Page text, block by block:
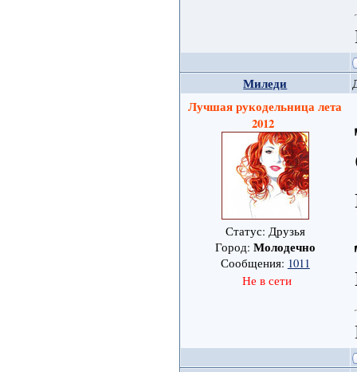
Миледи
Лучшая рукодельница лета
2012
Статус: Друзья
Город: Молодечно
Сообщения: 1011
Не в сети